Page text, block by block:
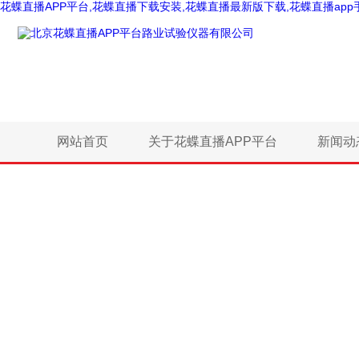
花蝶直播APP平台,花蝶直播下载安装,花蝶直播最新版下载,花蝶直播app
网站首页 关于花蝶直播APP平台 新闻动